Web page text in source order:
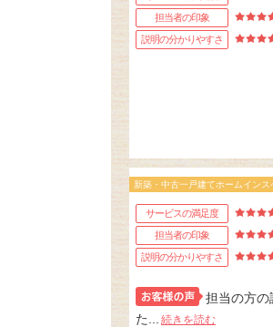
担当者の印象
説明の分かりやすさ
サービスの満足度
担当者の印象
説明の分かりやすさ
新築・中古一戸建てホームインス
担当の方の
た...
続きを読む